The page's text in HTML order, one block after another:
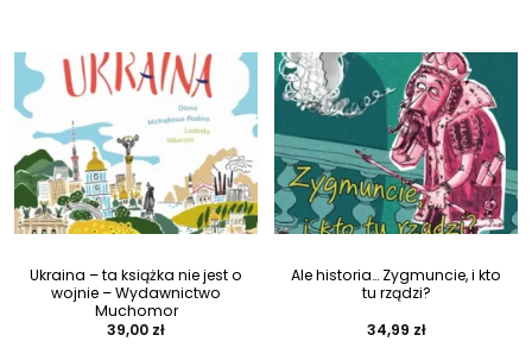
Ukraina – ta książka nie jest o
wojnie – Wydawnictwo
Muchomor
39,00 zł
Ale historia… Zygmuncie, i kto
tu rządzi?
34,99 zł